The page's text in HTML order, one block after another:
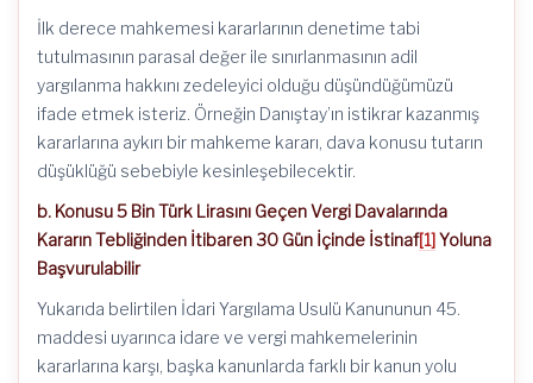
İlk derece mahkemesi kararlarının denetime tabi
tutulmasının parasal değer ile sınırlanmasının adil
yargılanma hakkını zedeleyici olduğu düşündüğümüzü
ifade etmek isteriz. Örneğin Danıştay’ın istikrar kazanmış
kararlarına aykırı bir mahkeme kararı, dava konusu tutarın
düşüklüğü sebebiyle kesinleşebilecektir.
b. Konusu5 Bin Türk Lirasını Geçen Vergi Davalarında
Kararın Tebliğinden İtibaren 30 Gün İçinde İstinaf[1]Yoluna
Başvurulabilir
Yukarıda belirtilen İdari Yargılama Usulü Kanununun 45.
maddesi uyarınca idare ve vergi mahkemelerinin
kararlarına karşı, başka kanunlarda farklı bir kanun yolu